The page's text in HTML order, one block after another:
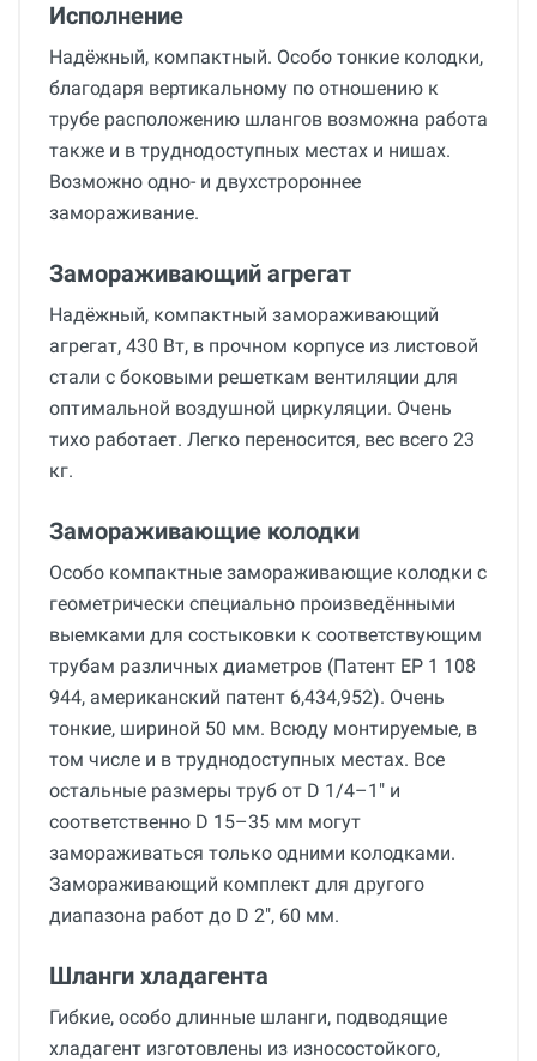
Исполнение
Надёжный, компактный. Особо тонкие колодки,
благодаря вертикальному по отношению к
трубе расположению шлангов возможна работа
также и в труднодоступных местах и нишах.
Возможно одно- и двухстророннее
замораживание.
Замораживающий агрегат
Надёжный, компактный замораживающий
агрегат, 430 Вт, в прочном корпусе из листовой
стали с боковыми решеткам вентиляции для
оптимальной воздушной циркуляции. Очень
тихо работает. Легко переносится, вес всего 23
кг.
Замораживающие колодки
Особо компактные замораживающие колодки с
геометрически специально произведёнными
выемками для состыковки к соответствующим
трубам различных диаметров (Патент EP 1 108
944, американский патент 6,434,952). Очень
тонкие, шириной 50 мм. Всюду монтируемые, в
том числе и в труднодоступных местах. Все
остальные размеры труб от D 1/4–1" и
соответственно D 15–35 мм могут
замораживаться только одними колодками.
Замораживающий комплект для другого
диапазона работ до D 2", 60 мм.
Шланги хладагента
Гибкие, особо длинные шланги, подводящие
хладагент изготовлены из износостойкого,